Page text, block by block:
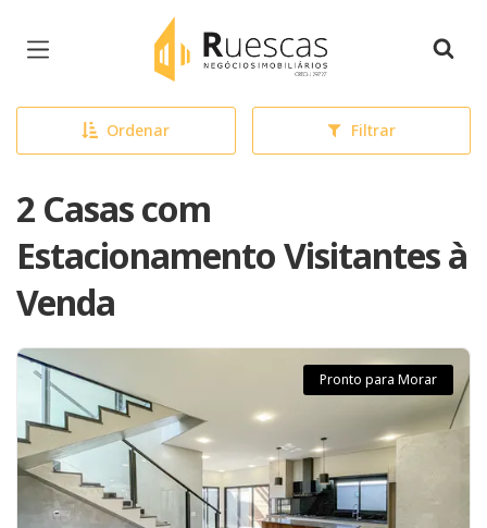
Página inicial
Ordenar Filtrar
2 Casas com
Estacionamento Visitantes à
Venda
Pronto para Morar